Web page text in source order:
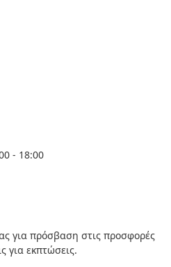
- 18:00
για πρόσβαση στις προσφορές
για εκπτώσεις.